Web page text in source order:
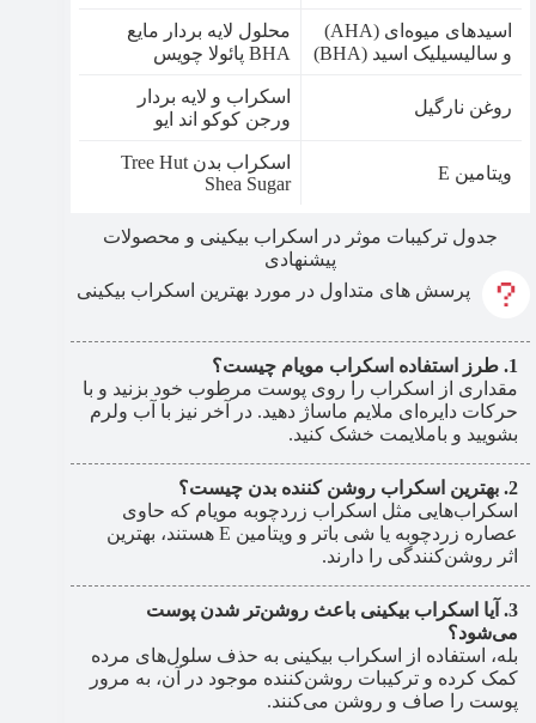
اسیدهای میوه‌ای (AHA)
و سالیسیلیک اسید (BHA)
محلول لایه بردار مایع
BHA پائولا چویس
روغن نارگیل
اسکراب و لایه بردار
ورجن کوکو اند ایو
ویتامین E
اسکراب بدن Tree Hut
Shea Sugar
جدول ترکیبات موثر در اسکراب بیکینی و محصولات
پیشنهادی
پرسش های متداول در مورد بهترین اسکراب بیکینی
طرز استفاده اسکراب مویام چیست؟
مقداری از اسکراب را روی پوست مرطوب خود بزنید و با
حرکات دایره‌ای ملایم ماساژ دهید. در آخر نیز با آب ولرم
بشویید و باملایمت خشک کنید.
بهترین اسکراب روشن کننده بدن چیست؟
اسکراب‌هایی مثل اسکراب زردچوبه مویام که حاوی
عصاره زردچوبه یا شی باتر و ویتامین E هستند، بهترین
اثر روشن‌کنندگی را دارند.
آیا اسکراب بیکینی باعث روشن‌تر شدن پوست
می‌شود؟
بله، استفاده از اسکراب بیکینی به حذف سلول‌های مرده
کمک کرده و ترکیبات روشن‌کننده موجود در آن، به مرور
پوست را صاف و روشن می‌کنند.